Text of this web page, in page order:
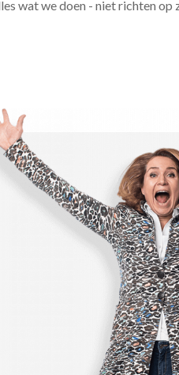
wat we doen - niet richten